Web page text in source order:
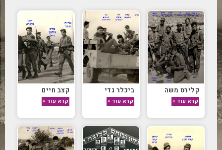
קלירס משה
קרא עוד »
ביכלר גדי
קרא עוד »
קצב חיים
קרא עוד »